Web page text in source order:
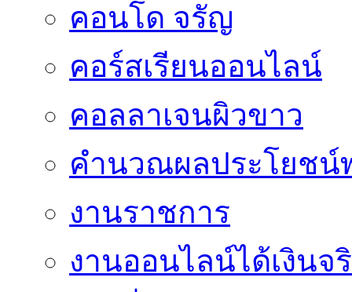
คอนโด จรัญ
คอร์สเรียนออนไลน์
คอลลาเจนผิวขาว
คำนวณผลประโยชน์
งานราชการ
งานออนไลน์ได้เงินจ